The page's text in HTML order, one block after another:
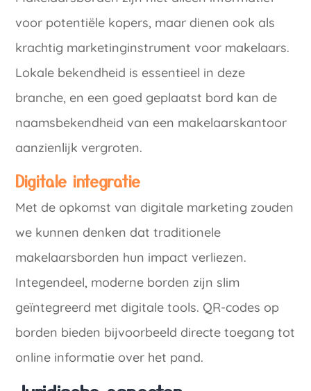
voor potentiële kopers, maar dienen ook als
krachtig marketinginstrument voor makelaars.
Lokale bekendheid is essentieel in deze
branche, en een goed geplaatst bord kan de
naamsbekendheid van een makelaarskantoor
aanzienlijk vergroten.
Digitale integratie
Met de opkomst van digitale marketing zouden
we kunnen denken dat traditionele
makelaarsborden hun impact verliezen.
Integendeel, moderne borden zijn slim
geïntegreerd met digitale tools. QR-codes op
borden bieden bijvoorbeeld directe toegang tot
online informatie over het pand.